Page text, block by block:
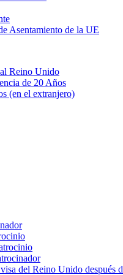
Asentamiento de la UE
Reino Unido
de 20 Años
(en el extranjero)
del Reino Unido después